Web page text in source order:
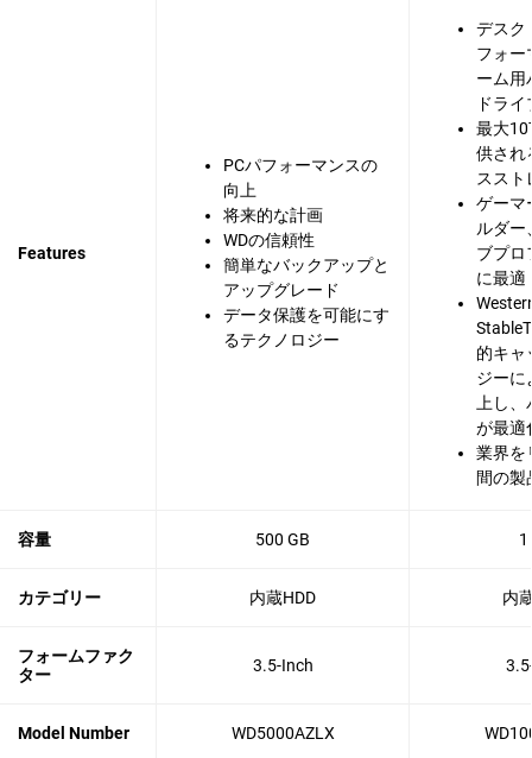
Features
PCパフォーマンスの
向上
将来的な計画
WDの信頼性
簡単なバックアップと
アップグレード
データ保護を可能にす
るテクノロジー
デスク
フォー
ーム用
ドライ
最大
供され
ススト
ゲーマ
ルダー
ブプロ
に最適
的キャ
ジーに
上し
が最適
業界を
間の製
容量 500 GB 1
カテゴリー 内蔵HDD 内
フォームファク
ター
3.5-Inch
Model Number WD5000AZLX